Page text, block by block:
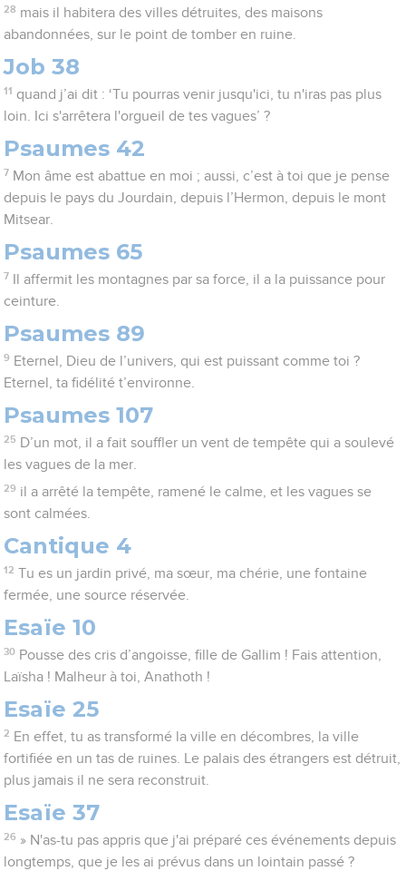
28 mais il habitera des villes détruites, des maisons
abandonnées, sur le point de tomber en ruine.
Job 38
11 quand j’ai dit : ‘Tu pourras venir jusqu'ici, tu n'iras pas plus
loin. Ici s'arrêtera l'orgueil de tes vagues’ ?
Psaumes 42
7 Mon âme est abattue en moi ; aussi, c’est à toi que je pense
depuis le pays du Jourdain, depuis l’Hermon, depuis le mont
Mitsear.
Psaumes 65
7
Il affermit les montagnes par sa force, il a la puissance pour
ceinture.
Psaumes 89
9 Eternel, Dieu de l’univers, qui est puissant comme toi ?
Eternel, ta fidélité t’environne.
Psaumes 107
25 D’un mot, il a fait souffler un vent de tempête qui a soulevé
les vagues de la mer.
29 il a arrêté la tempête, ramené le calme, et les vagues se
sont calmées.
Cantique 4
12 Tu es un jardin privé, ma sœur, ma chérie, une fontaine
fermée, une source réservée.
Esaïe 10
30 Pousse des cris d’angoisse, fille de Gallim ! Fais attention,
Laïsha ! Malheur à toi, Anathoth !
Esaïe 25
2 En effet, tu as transformé la ville en décombres, la ville
fortifiée en un tas de ruines. Le palais des étrangers est détruit,
plus jamais il ne sera reconstruit.
Esaïe 37
26 » N'as-tu pas appris que j'ai préparé ces événements depuis
longtemps, que je les ai prévus dans un lointain passé ?